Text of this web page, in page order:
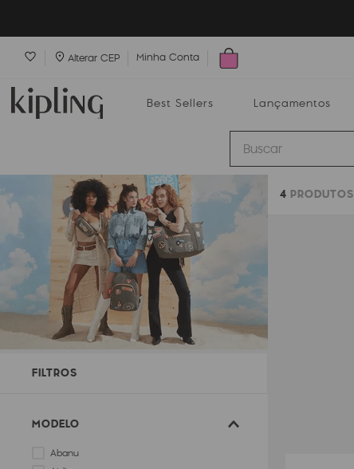
Alterar CEP Minha Conta
Best Sellers Lançamentos
Buscar
Best Sellers Lançamentos Bolsas
FILTROS
MODELO
Abanu
4 PRODUTOS